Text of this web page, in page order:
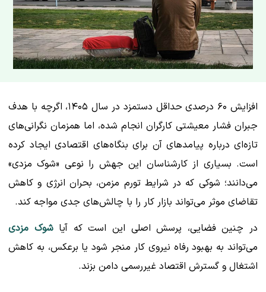
افزایش ۶۰ درصدی حداقل دستمزد در سال ۱۴۰۵، اگرچه با هدف
جبران فشار معیشتی کارگران انجام شده، اما همزمان نگرانی‌های
تازه‌ای درباره پیامدهای آن برای بنگاه‌های اقتصادی ایجاد کرده
است. بسیاری از کارشناسان این جهش را نوعی «شوک مزدی»
می‌دانند؛ شوکی که در شرایط تورم مزمن، بحران انرژی و کاهش
تقاضای موثر می‌تواند بازار کار را با چالش‌های جدی مواجه کند.
در چنین فضایی، پرسش اصلی این است که آیاشوک مزدی
می‌تواند به بهبود رفاه نیروی کار منجر شود یا برعکس، به کاهش
اشتغال و گسترش اقتصاد غیررسمی دامن بزند.